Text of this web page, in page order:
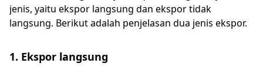
jenis, yaitu ekspor langsung dan ekspor tidak
langsung. Berikut adalah penjelasan dua jenis ekspor.
1. Ekspor langsung